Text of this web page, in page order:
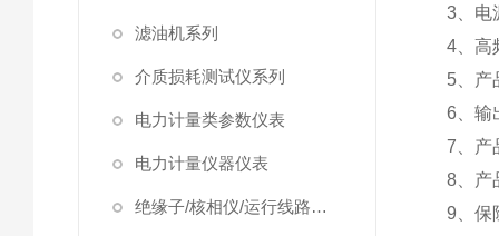
滤油机系列
介质损耗测试仪系列
电力计量类参数仪表
电力计量仪器仪表
绝缘子/核相仪/运行线路试验仪器
3、电
4、高
5、产
6、输
7、产
8、产
9、保